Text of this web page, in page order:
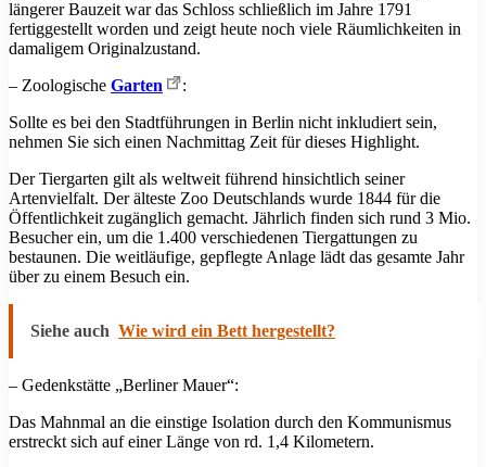
längerer Bauzeit war das Schloss schließlich im Jahre 1791
fertiggestellt worden und zeigt heute noch viele Räumlichkeiten in
damaligem Originalzustand.
– Zoologische Garten
:
Sollte es bei den Stadtführungen in Berlin nicht inkludiert sein,
nehmen Sie sich einen Nachmittag Zeit für dieses Highlight.
Der Tiergarten gilt als weltweit führend hinsichtlich seiner
Artenvielfalt. Der älteste Zoo Deutschlands wurde 1844 für die
Öffentlichkeit zugänglich gemacht. Jährlich finden sich rund 3 Mio.
Besucher ein, um die 1.400 verschiedenen Tiergattungen zu
bestaunen. Die weitläufige, gepflegte Anlage lädt das gesamte Jahr
über zu einem Besuch ein.
Siehe auch Wie wird ein Bett hergestellt?
– Gedenkstätte „Berliner Mauer“:
Das Mahnmal an die einstige Isolation durch den Kommunismus
erstreckt sich auf einer Länge von rd. 1,4 Kilometern.